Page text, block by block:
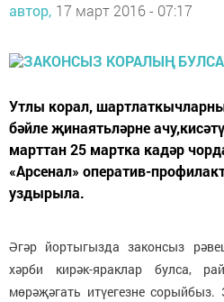
автор, 17 март 2016 - 07:17
Утлы корал,
бәйле җинаятьләрне
марттан 25 мартка кадәр
«Арсенал» оператив-
уздырыла.
Әгәр йортыгызда законсыз
хәрби кирәк-яраклар булса,
мөрәҗәгать итүегезне